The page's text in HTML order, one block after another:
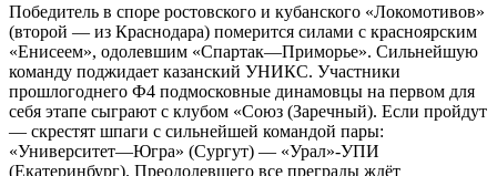
Победитель в споре ростовского и кубанского «Локомотивов»
(второй — из Краснодара) померится силами с красноярским
«Енисеем», одолевшим «Спартак—Приморье». Сильнейшую
команду поджидает казанский УНИКС. Участники
прошлогоднего Ф4 подмосковные динамовцы на первом для
себя этапе сыграют с клубом «Союз (Заречный). Если пройдут
— скрестят шпаги с сильнейшей командой пары:
«Университет—Югра» (Сургут) — «Урал»-УПИ
(Екатеринбург). Преодолевшего все преграды ждёт